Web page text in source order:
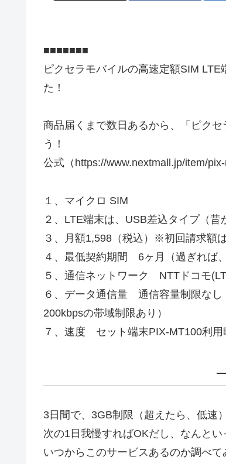
■■■■■■■
ピクセラモバイルの高速定額SIM
た！
商品届くまで数日あるから、「ピク
う！
公式（https://www.nextmall.jp/item/pix-
１、マイクロ SIM
２、LTE端末は、USB差込タイプ（昔
３、月額1,598（税込）※初回請求額
４、最低契約期間 6ヶ月（過ぎれば
５、通信ネットワーク NTTドコモ
６、データ通信量 通信容量制限なし
200kbpsの帯域制限あり）
７、速度 セット端末PIX-MT100利
3日間で、3GB制限（超えたら、低速
次の1日我慢すればOKだし、なんとい
いつからこのサービスあるのか調べ